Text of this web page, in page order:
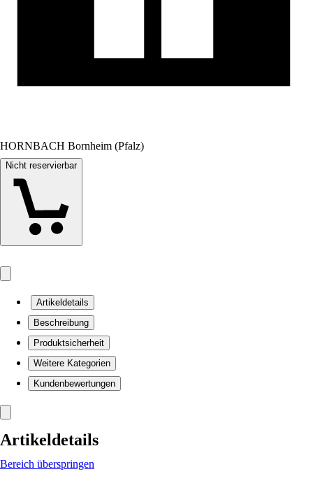
HORNBACH Bornheim (Pfalz)
Nicht reservierbar
Artikeldetails
Beschreibung
Produktsicherheit
Weitere Kategorien
Kundenbewertungen
Artikeldetails
Bereich überspringen